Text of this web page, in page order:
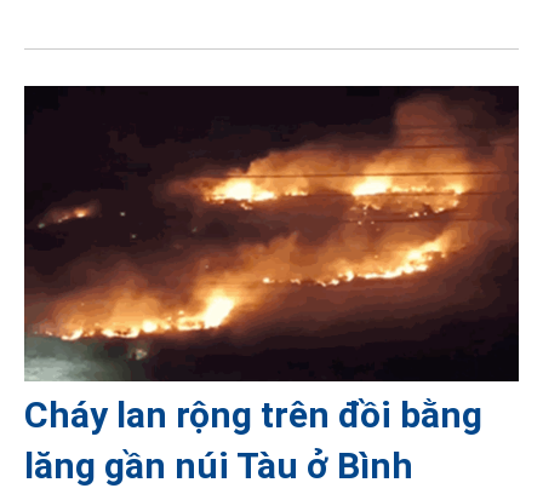
Cháy lan rộng trên đồi bằng
lăng gần núi Tàu ở Bình